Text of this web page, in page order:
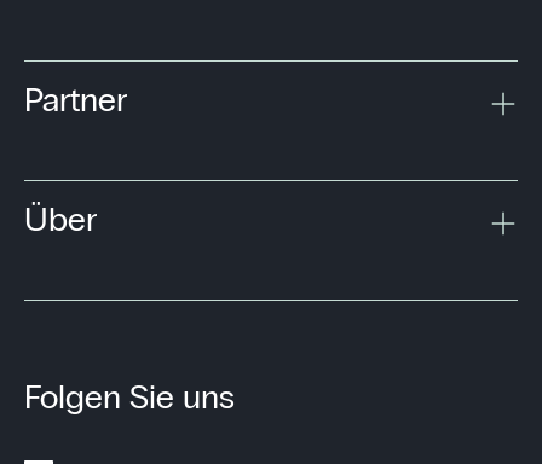
Partner
Über
Folgen Sie uns